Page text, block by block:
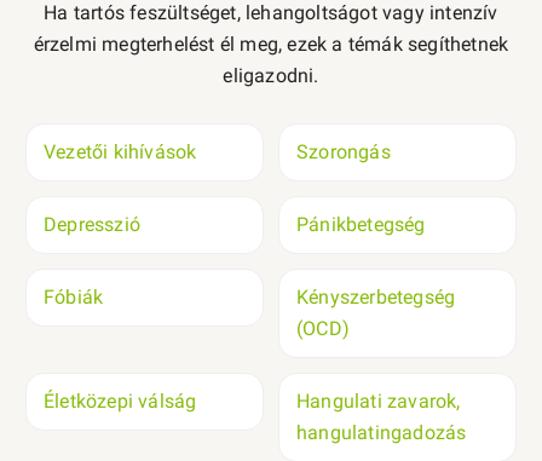
Ha tartós feszültséget, lehangoltságot vagy intenzív
érzelmi megterhelést él meg, ezek a témák segíthetnek
eligazodni.
Vezetői kihívások Szorongás
Depresszió Pánikbetegség
Fóbiák
Kényszerbetegség
(OCD)
Életközepi válság
Hangulati zavarok,
hangulatingadozás